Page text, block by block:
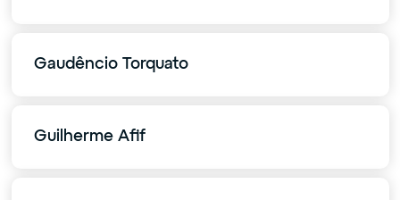
Gaudêncio Torquato
Guilherme Afif